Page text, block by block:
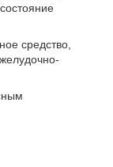
средство,